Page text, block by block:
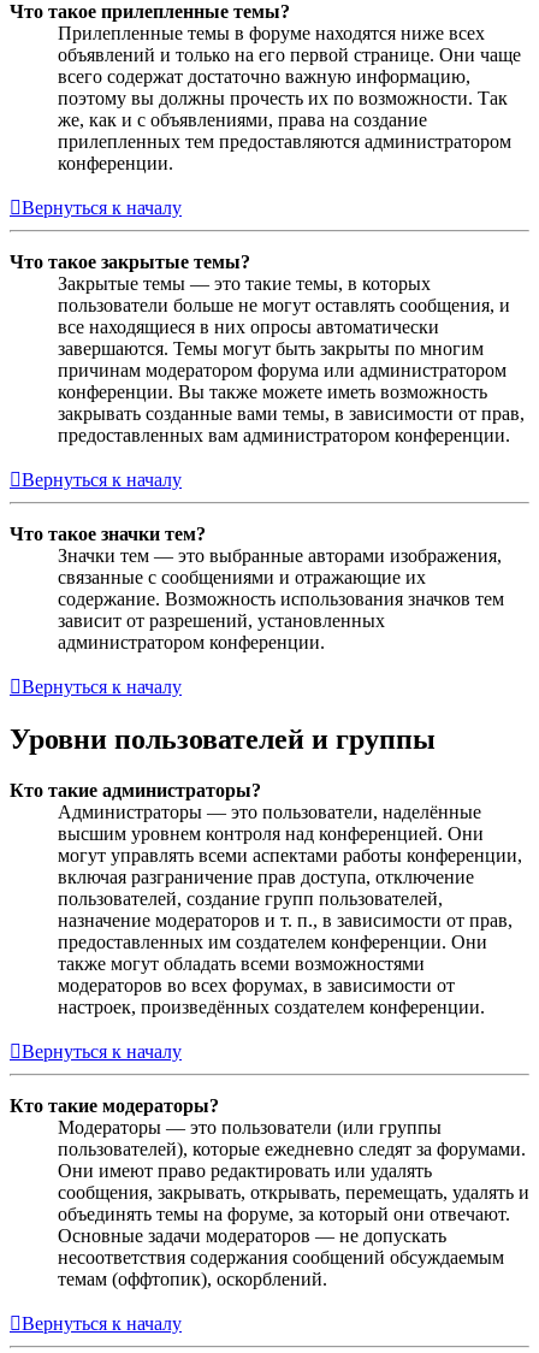
Что такое прилепленные темы?
Прилепленные темы в форуме находятся ниже всех
объявлений и только на его первой странице. Они чаще
всего содержат достаточно важную информацию,
поэтому вы должны прочесть их по возможности. Так
же, как и с объявлениями, права на создание
прилепленных тем предоставляются администратором
конференции.
Вернуться к началу
Что такое закрытые темы?
Закрытые темы — это такие темы, в которых
пользователи больше не могут оставлять сообщения, и
все находящиеся в них опросы автоматически
завершаются. Темы могут быть закрыты по многим
причинам модератором форума или администратором
конференции. Вы также можете иметь возможность
закрывать созданные вами темы, в зависимости от прав,
предоставленных вам администратором конференции.
Вернуться к началу
Что такое значки тем?
Значки тем — это выбранные авторами изображения,
связанные с сообщениями и отражающие их
содержание. Возможность использования значков тем
зависит от разрешений, установленных
администратором конференции.
Вернуться к началу
Уровни пользователей и группы
Кто такие администраторы?
Администраторы — это пользователи, наделённые
высшим уровнем контроля над конференцией. Они
могут управлять всеми аспектами работы конференции,
включая разграничение прав доступа, отключение
пользователей, создание групп пользователей,
назначение модераторов и т. п., в зависимости от прав,
предоставленных им создателем конференции. Они
также могут обладать всеми возможностями
модераторов во всех форумах, в зависимости от
настроек, произведённых создателем конференции.
Вернуться к началу
Кто такие модераторы?
Модераторы — это пользователи (или группы
пользователей), которые ежедневно следят за форумами.
Они имеют право редактировать или удалять
сообщения, закрывать, открывать, перемещать, удалять и
объединять темы на форуме, за который они отвечают.
Основные задачи модераторов — не допускать
несоответствия содержания сообщений обсуждаемым
темам (оффтопик), оскорблений.
Вернуться к началу